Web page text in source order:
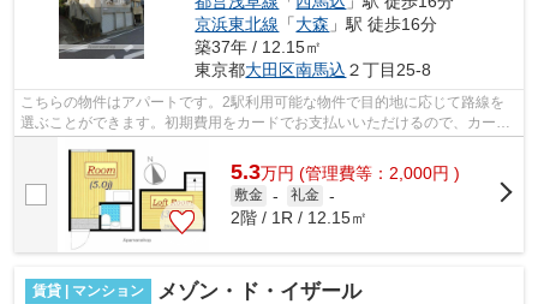
京浜東北線 「大森 」駅 徒歩16分
築37年 / 12.15㎡
東京都大田区南馬込 ２丁目25-8
こちらの物件はアパートです。2駅利用可能な物件で目的地に応じて路線を
選ぶことができます。初期費用をカードでお支払いいただけるので、カード
で決済したい方にもおすすめです。歩い...
5.3万円 (管理費等：2,000円 )
敷金 - 礼金 -
2階 / 1R / 12.15㎡
賃貸 | マンション メゾン・ド・イザール